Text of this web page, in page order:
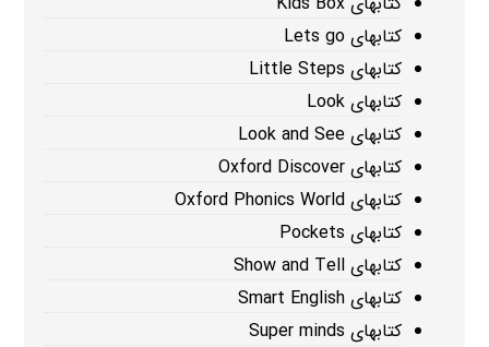
کتابهای Lets go
کتابهای Little Steps
کتابهای Look
کتابهای Look and See
کتابهای Oxford Discover
کتابهای Oxford Phonics World
کتابهای Pockets
کتابهای Show and Tell
کتابهای Smart English
کتابهای Super minds